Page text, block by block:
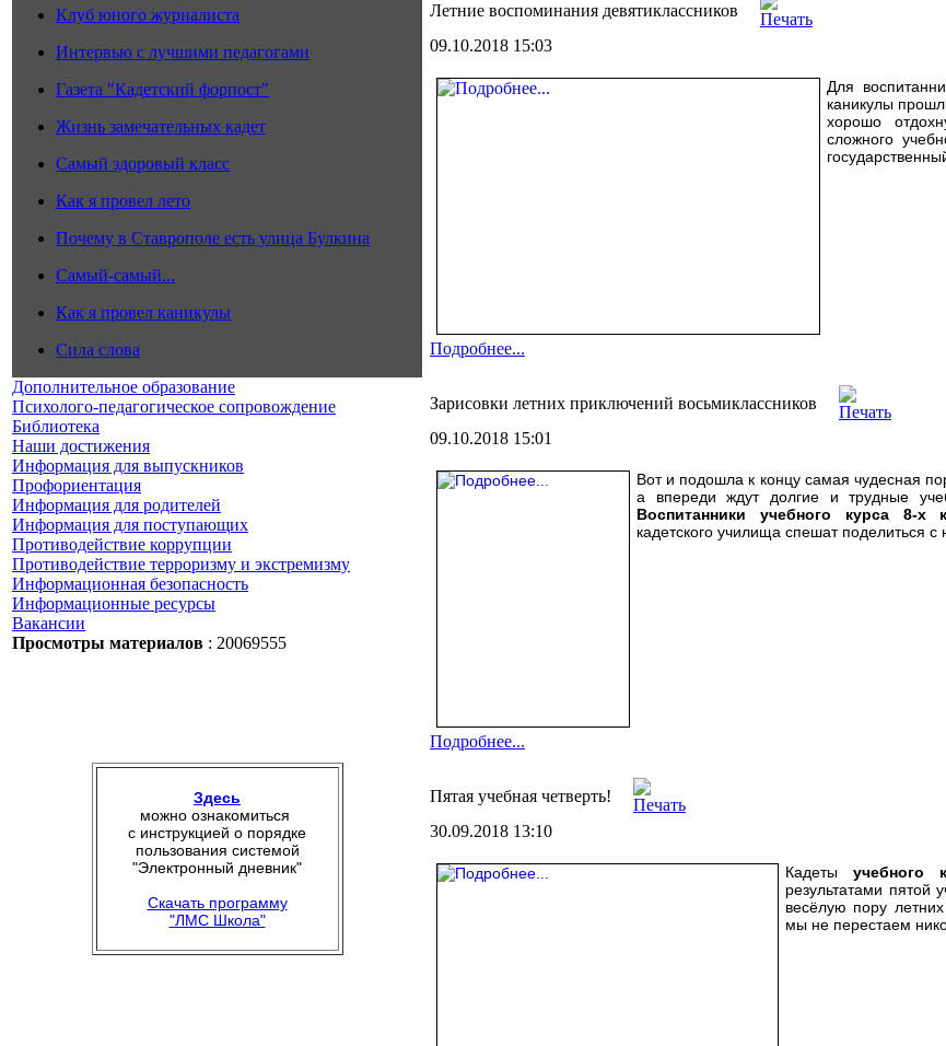
Клуб юного журналиста
Интервью с лучшими педагогами
Газета "Кадетский форпост"
Жизнь замечательных кадет
Самый здоровый класс
Как я провел лето
Почему в Ставрополе есть улица Булкина
Самый-самый...
Как я провел каникулы
Сила слова
Дополнительное образование
Психолого-педагогическое сопровождение
Библиотека
Наши достижения
Информация для выпускников
Профориентация
Информация для родителей
Информация для поступающих
Противодействие коррупции
Противодействие терроризму и экстремизму
Информационная безопасность
Информационные ресурсы
Вакансии
Просмотры материалов : 20069555
Здесь
можно ознакомиться
с инструкцией о порядке
пользования системой
"Электронный дневник"
Скачать программу
"ЛМС Школа"
Летние воспоминания девятиклассников
09.10.2018 15:03
Для
каникулы
хорошо
сложного
Подробнее...
Зарисовки летних приключений восьмиклассников
09.10.2018 15:01
Вот и подошла к концу самая чудесная
а впереди ждут долгие и трудные
Воспитанники учебного курса 8-х
кадетского училища спешат поделиться
Подробнее...
Пятая учебная четверть!
30.09.2018 13:10
Кадеты учебного
результатами пятой
весёлую пору
мы не перестаем